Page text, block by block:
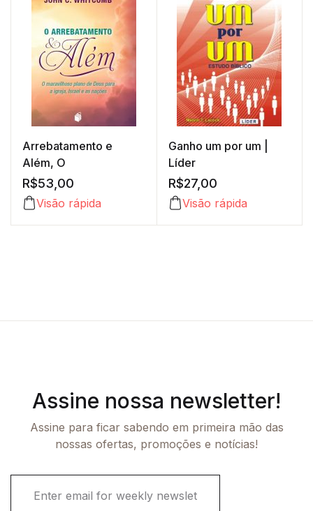
Arrebatamento e
Além, O
R$53,00
Visão rápida
Ganho um por um |
Líder
R$27,00
Visão rápida
Assine nossa newsletter!
Assine para ficar sabendo em primeira mão das
nossas ofertas, promoções e notícias!